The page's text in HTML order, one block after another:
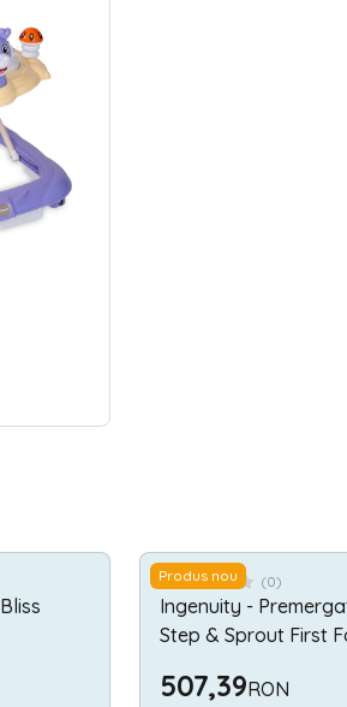
Produs nou (0)
Ingenuity -
Step & Sprout First
507,39RON